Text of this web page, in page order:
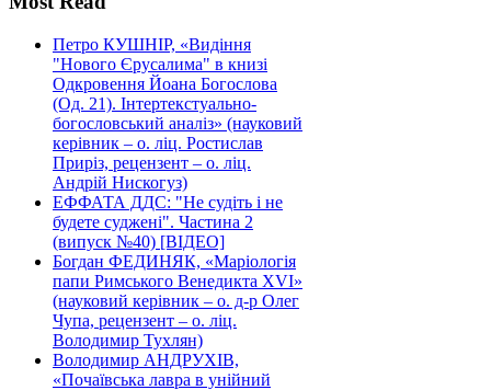
Петро КУШНІР, «Видіння
"Нового Єрусалима" в книзі
Одкровення Йоана Богослова
(Од. 21). Інтертекстуально-
богословський аналіз» (науковий
керівник – о. ліц. Ростислав
Приріз, рецензент – о. ліц.
Андрій Нискогуз)
ЕФФАТА ДДС: "Не судіть і не
будете суджені". Частина 2
(випуск №40) [ВІДЕО]
Богдан ФЕДИНЯК, «Маріологія
папи Римського Венедикта XVI»
(науковий керівник – о. д-р Олег
Чупа, рецензент – о. ліц.
Володимир Тухлян)
Володимир АНДРУХІВ,
«Почаївська лавра в унійний